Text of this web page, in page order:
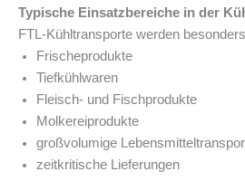
Typische Einsatzbereiche in der
FTL-Kühltransporte werden
Frischeprodukte
Tiefkühlwaren
Fleisch- und Fischprodukte
Molkereiprodukte
großvolumige
zeitkritische Lieferungen